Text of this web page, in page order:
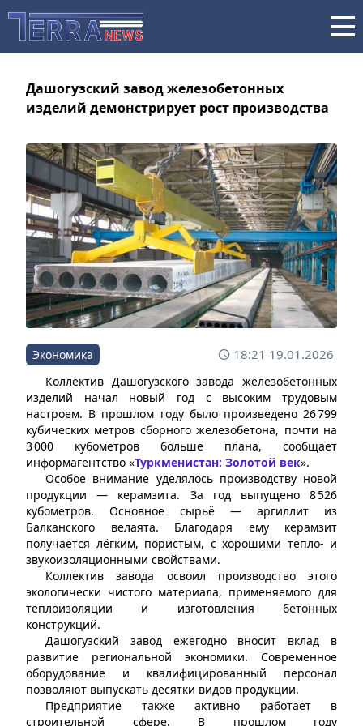
Дашогузский завод железобетонных
изделий демонстрирует рост производства
Экономика 18:21 19.01.2026
Коллектив Дашогузского завода железобетонных
изделий начал новый год с высоким трудовым
настроем. В прошлом году было произведено 26 799
кубических метров сборного железобетона, почти на
3 000 кубометров больше плана, сообщает
информагентство «Туркменистан: Золотой век».
Особое внимание уделялось производству новой
продукции — керамзита. За год выпущено 8 526
кубометров. Основное сырьё — аргиллит из
Балканского велаята. Благодаря ему керамзит
получается лёгким, пористым, с хорошими тепло- и
звукоизоляционными свойствами.
Коллектив завода освоил производство этого
экологически чистого материала, применяемого для
теплоизоляции и изготовления бетонных
конструкций.
Дашогузский завод ежегодно вносит вклад в
развитие региональной экономики. Современное
оборудование и квалифицированный персонал
позволяют выпускать десятки видов продукции.
Предприятие также активно работает в
строительной сфере. В прошлом году